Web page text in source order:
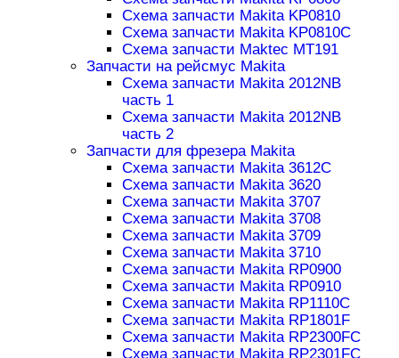
Схема запчасти Makita KP0810
Схема запчасти Makita KP0810C
Схема запчасти Maktec MT191
Запчасти на рейсмус Makita
Схема запчасти Makita 2012NB
часть 1
Схема запчасти Makita 2012NB
часть 2
Запчасти для фрезера Makita
Схема запчасти Makita 3612C
Схема запчасти Makita 3620
Схема запчасти Makita 3707
Схема запчасти Makita 3708
Схема запчасти Makita 3709
Схема запчасти Makita 3710
Схема запчасти Makita RP0900
Схема запчасти Makita RP0910
Схема запчасти Makita RP1110C
Схема запчасти Makita RP1801F
Схема запчасти Makita RP2300FC
Схема запчасти Makita RP2301FC